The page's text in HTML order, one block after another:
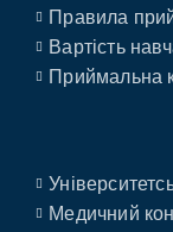
Правила
Вартість
Приймальна
Медичний